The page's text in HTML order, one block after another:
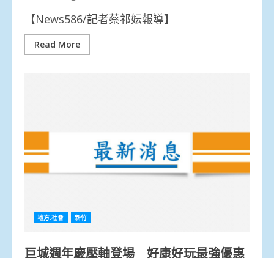
【News586/記者蔡祁妘報導】
Read More
地方.社會 新竹
巨城週年慶壓軸登場 好康好玩最強優惠